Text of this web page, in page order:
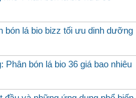
bón lá bio bizz tối ưu dinh dưỡng
Phân bón lá bio 36 giá bao nhiêu